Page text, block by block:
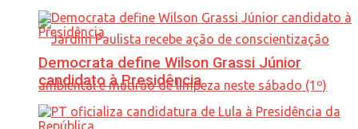
Democrata define Wilson Grassi Júnior
candidato à Presidência